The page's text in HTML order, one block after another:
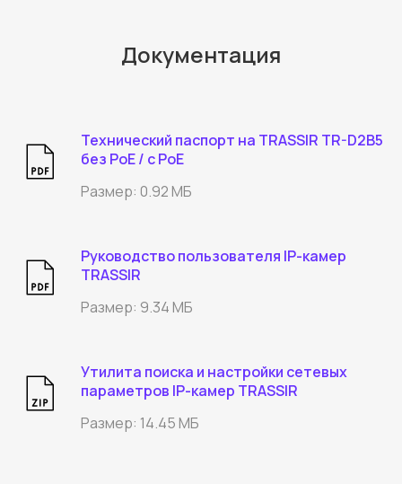
Документация
Технический паспорт на TRASSIR TR-D2B5
без PoE / с PoE
Размер: 0.92 МБ
Руководство пользователя IP-камер
TRASSIR
Размер: 9.34 МБ
Утилита поиска и настройки сетевых
параметров IP-камер TRASSIR
Размер: 14.45 МБ
Проверим
совместимость и все
настроим